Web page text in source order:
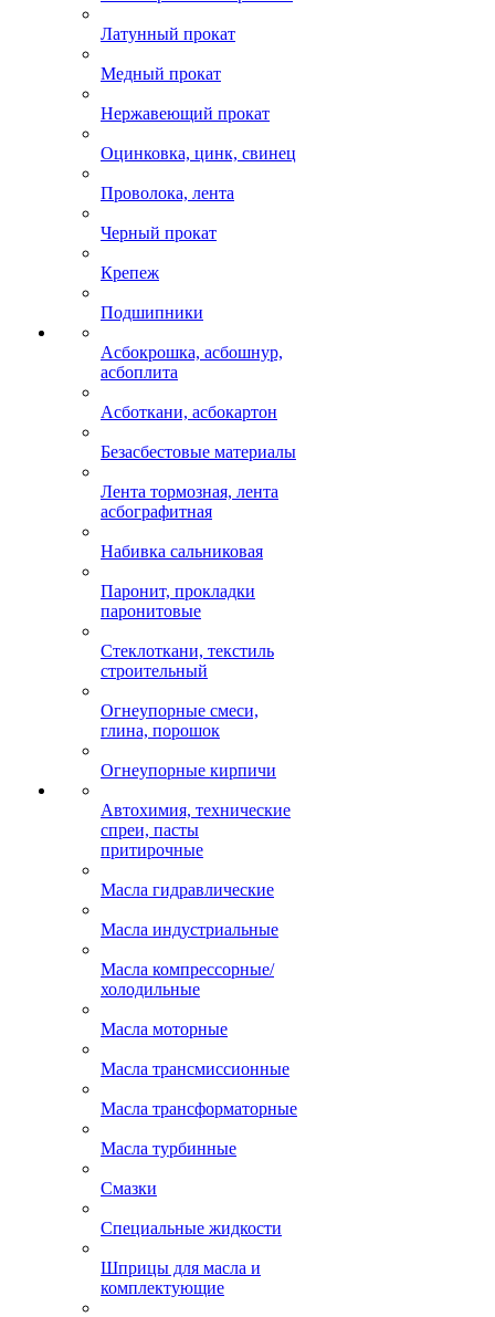
Латунный прокат
Медный прокат
Нержавеющий прокат
Оцинковка, цинк, свинец
Проволока, лента
Черный прокат
Крепеж
Подшипники
Асбокрошка, асбошнур,
асбоплита
Асботкани, асбокартон
Безасбестовые материалы
Лента тормозная, лента
асбографитная
Набивка сальниковая
Паронит, прокладки
паронитовые
Стеклоткани, текстиль
строительный
Огнеупорные смеси,
глина, порошок
Огнеупорные кирпичи
Автохимия, технические
спреи, пасты
притирочные
Масла гидравлические
Масла индустриальные
Масла компрессорные/
холодильные
Масла моторные
Масла трансмиссионные
Масла трансформаторные
Масла турбинные
Смазки
Специальные жидкости
Шприцы для масла и
комплектующие